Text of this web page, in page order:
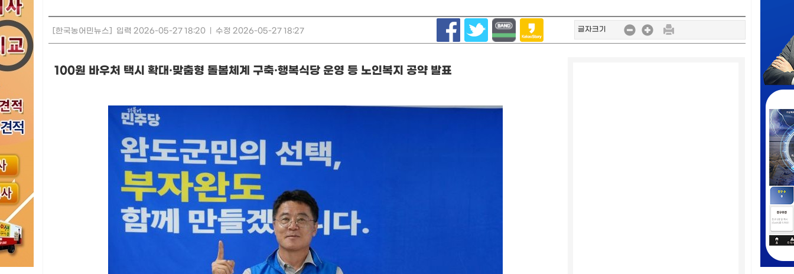
[한국농어민뉴스] 입력 2026-05-27 18:20 수정 2026-05-27 18:27 글자크기
100원 바우처 택시 확대 ·맞춤형 돌봄체계 구축·행복식당 운영 등 노인복지 공약 발표